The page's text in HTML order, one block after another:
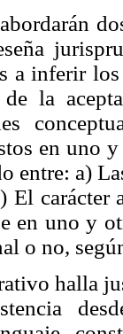
a inferir
de la
en uno
entre: a)
El
en uno y
o no,
halla